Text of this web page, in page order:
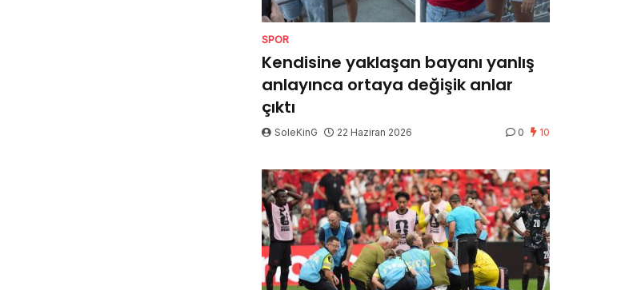
SPOR
Kendisine yaklaşan bayanı yanlış
anlayınca ortaya değişik anlar
çıktı
SoleKinG 22 Haziran 2026 0 10